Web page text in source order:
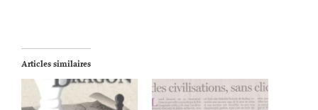
Articles similaires